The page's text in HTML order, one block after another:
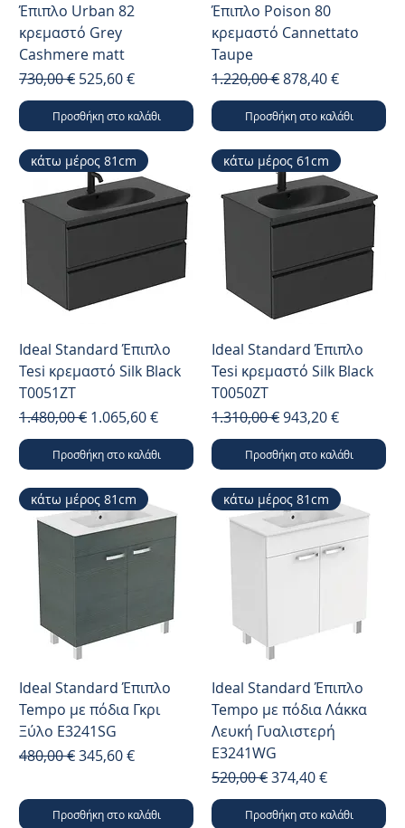
Έπιπλο Urban 82
κρεμαστό Grey
Cashmere matt
Κανονική τιμή
730,00 € Τιμή Έκπτωσης
525,60 €
Προσθήκη στο καλάθι
Έπιπλο Poison 80
κρεμαστό Cannettato
Taupe
Κανονική τιμή
1.220,00 €Τιμή Έκπτωσης
878,40 €
Προσθήκη στο καλάθι
κάτω μέρος 81cm
Ideal Standard Έπιπλο
Tesi κρεμαστό Silk Black
T0051ZT
Κανονική τιμή
1.480,00 € Τιμή Έκπτωσης
1.065,60 €
Προσθήκη στο καλάθι
κάτω μέρος 61cm
Ideal Standard Έπιπλο
Tesi κρεμαστό Silk Black
T0050ZT
Κανονική τιμή
1.310,00 €Τιμή Έκπτωσης
943,20 €
Προσθήκη στο καλάθι
κάτω μέρος 81cm
Ideal Standard Έπιπλο
Tempo με πόδια Γκρι
Ξύλο E3241SG
Κανονική τιμή
480,00 €Τιμή Έκπτωσης
345,60 €
Προσθήκη στο καλάθι
κάτω μέρος 81cm
Ideal Standard Έπιπλο
Tempo με πόδια Λάκκα
Λευκή Γυαλιστερή
E3241WG
Κανονική τιμή
520,00 €Τιμή Έκπτωσης
374,40 €
Προσθήκη στο καλάθι